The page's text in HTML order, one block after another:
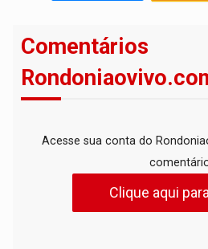
Comentários
Acesse sua conta do
Clique aqui